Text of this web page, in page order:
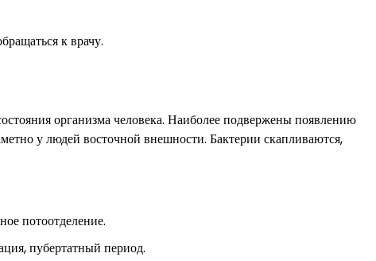
к врачу.
организма человека. Наиболее подвержены появлению
у людей восточной внешности. Бактерии скапливаются,
потоотделение.
пубертатный период.